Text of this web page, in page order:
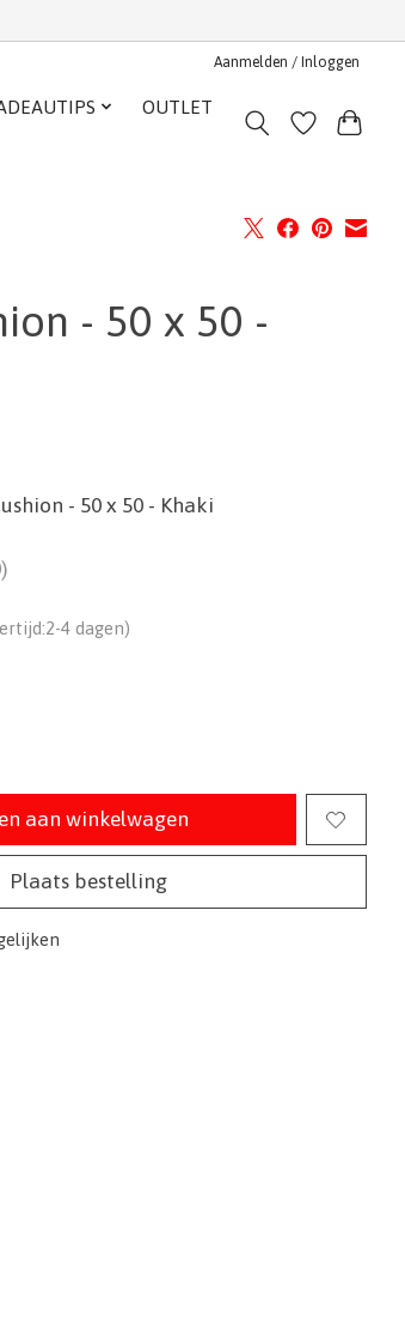
Aanmelden / Inloggen
OUTLET
- 50 x 50 -
- 50 x 50 - Khaki
product is
4 dagen)
aan winkelwagen
Plaats bestelling